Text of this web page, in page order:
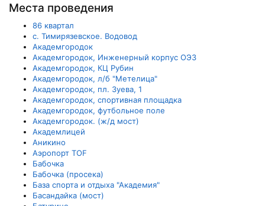
Места проведения
86 квартал
c. Тимирязевское. Водовод
Академгородок
Академгородок, Инженерный корпус ОЭЗ
Академгородок, КЦ Рубин
Академгородок, л/б "Метелица"
Академгородок, пл. Зуева, 1
Академгородок, спортивная площадка
Академгородок, футбольное поле
Академгородок. (ж/д мост)
Академлицей
Аникино
Аэропорт TOF
Бабочка
Бабочка (просека)
База спорта и отдыха "Академия"
Басандайка (мост)